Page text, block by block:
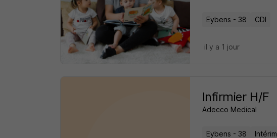
Eybens - 38 CDI
il y a 1 jour
Infirmier H/F
Adecco Medical
Eybens - 38 Intérim